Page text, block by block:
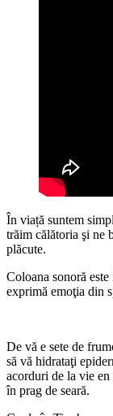
În viață suntem
trăim călătoria şi ne
plăcute.
Coloana sonoră
exprimă emoţia din
De vă e sete de
să vă hidrataţi
acorduri de la vie
în prag de seară.